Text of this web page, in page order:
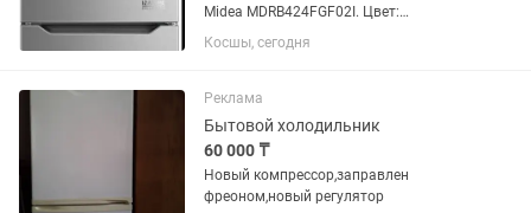
Midea MDRB424FGF02I. Цвет:
нержавеющая сталь. Можно
торговаться.
Косшы, сегодня
Реклама
Бытовой холодильник
60 000 ₸
Новый компрессор,заправлен
фреоном,новый регулятор